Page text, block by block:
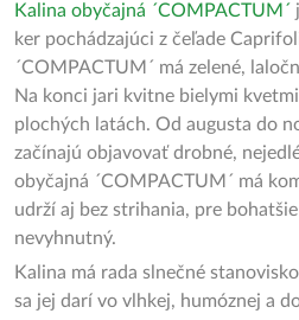
Kalina obyčajná ´COMPACTUM´
ker pochádzajúci z čeľade
´COMPACTUM´ má zelené,
Na konci jari kvitne bielymi
plochých latách. Od augusta do
začínajú objavovať drobné,
obyčajná ´COMPACTUM´ má
udrží aj bez strihania, pre
nevyhnutný.
Kalina má rada slnečné
sa jej darí vo vlhkej, humóznej a